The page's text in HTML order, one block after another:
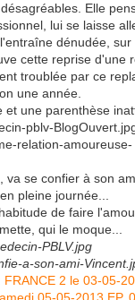
Elle
lui se laisse
dénudée, sur
cette reprise d'une
troublée par ce
une année.
une parenthèse
va se confier à son
pleine journée...
de faire
qui le moque...
FRANCE 2 le 03-05-